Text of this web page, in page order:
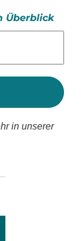
Überblick
in unserer